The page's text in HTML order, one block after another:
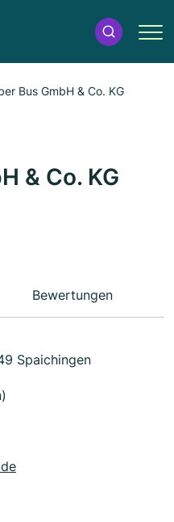
Bus GmbH & Co. KG
& Co. KG
Bewertungen
Spaichingen